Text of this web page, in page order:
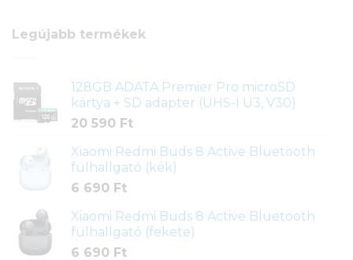
Legújabb termékek
128GB ADATA Premier Pro microSD
kártya + SD adapter (UHS-I U3, V30)
20 590 Ft
Xiaomi Redmi Buds 8 Active Bluetooth
fülhallgató (kék)
6 690 Ft
Xiaomi Redmi Buds 8 Active Bluetooth
fülhallgató (fekete)
6 690 Ft